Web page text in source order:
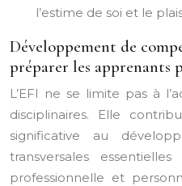
l’estime de soi et le
Développement de
préparer les apprenants
L’EFI ne se limite pas à
disciplinaires. Elle
significative au
transversales
professionnelle et